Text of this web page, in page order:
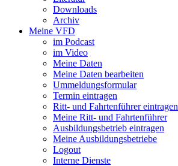
Downloads
Archiv
Meine VFD
im Podcast
im Video
Meine Daten
Meine Daten bearbeiten
Ummeldungsformular
Termin eintragen
Ritt- und Fahrtenführer eintragen
Meine Ritt- und Fahrtenführer
Ausbildungsbetrieb eintragen
Meine Ausbildungsbetriebe
Logout
Interne Dienste